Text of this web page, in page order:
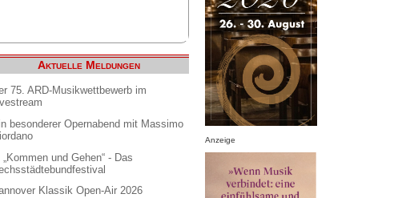
Aktuelle Meldungen
75. ARD-Musikwettbewerb im
besonderer Opernabend mit Massimo
„Kommen und Gehen“ - Das
Klassik Open-Air 2026
Anzeige